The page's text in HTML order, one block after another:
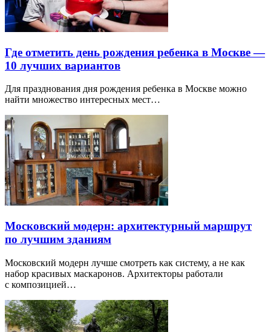
Где отметить день рождения ребенка в Москве —
10 лучших вариантов
Для празднования дня рождения ребенка в Москве можно
найти множество интересных мест…
Московский модерн: архитектурный маршрут
по лучшим зданиям
Московский модерн лучше смотреть как систему, а не как
набор красивых маскаронов. Архитекторы работали
с композицией…